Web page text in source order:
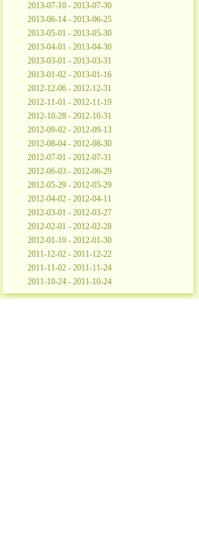
2013-07-10 - 2013-07-30
2013-06-14 - 2013-06-25
2013-05-01 - 2013-05-30
2013-04-01 - 2013-04-30
2013-03-01 - 2013-03-31
2013-01-02 - 2013-01-16
2012-12-06 - 2012-12-31
2012-11-01 - 2012-11-19
2012-10-28 - 2012-10-31
2012-09-02 - 2012-09-13
2012-08-04 - 2012-08-30
2012-07-01 - 2012-07-31
2012-06-03 - 2012-06-29
2012-05-29 - 2012-05-29
2012-04-02 - 2012-04-11
2012-03-01 - 2012-03-27
2012-02-01 - 2012-02-28
2012-01-10 - 2012-01-30
2011-12-02 - 2011-12-22
2011-11-02 - 2011-11-24
2011-10-24 - 2011-10-24